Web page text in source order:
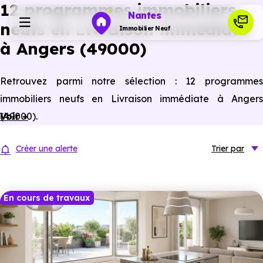
Nantes
Immobilier Neuf
Investir
Ressources
Financer
12 programmes immobiliers
neufs en Livraison immédiate
à Angers (49000)
Retrouvez parmi notre sélection : 12 programmes
immobiliers neufs en Livraison immédiate à Angers
(49000).
Voir +
Créer une alerte Trier par
En cours de travaux